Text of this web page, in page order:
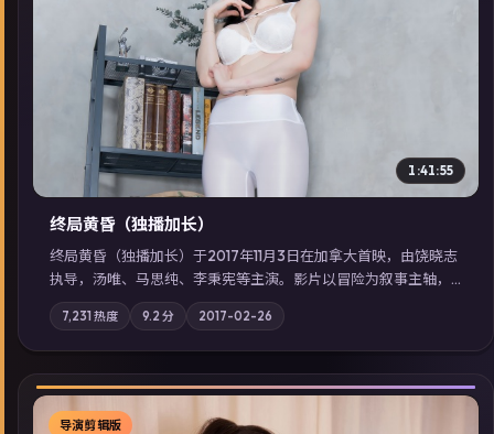
▶
1:41:55
终局黄昏（独播加长）
终局黄昏（独播加长）于2017年11月3日在加拿大首映，由饶晓志
执导，汤唯、马思纯、李秉宪等主演。影片以冒险为叙事主轴，
记忆碎片重组后，主角发现自己从未活过“真实”的一天；摄影与
配乐强化地域气质；站内亦可通过「国产免费观看高清电视剧在
线看」延展检索同类型高分佳作，畅享高清在线追剧体验。
7,231 热度 9.2 分 2017-02-26
导演剪辑版